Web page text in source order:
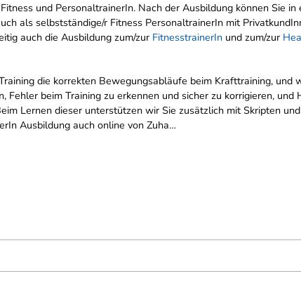
und PersonaltrainerIn. Nach der Ausbildung können Sie in
als selbstständige/r Fitness PersonaltrainerIn mit
auch die Ausbildung zum/zur FitnesstrainerIn und zum/zur
die korrekten Bewegungsabläufe beim Krafttraining, und
beim Training zu erkennen und sicher zu korrigieren, und
Lernen dieser unterstützen wir Sie zusätzlich mit Skripten
Ausbildung auch online von Zuha…